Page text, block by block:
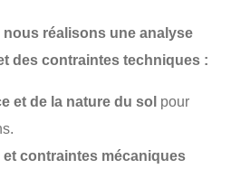
réalisons une analyse
des contraintes techniques :
et de la nature du sol pour
contraintes mécaniques